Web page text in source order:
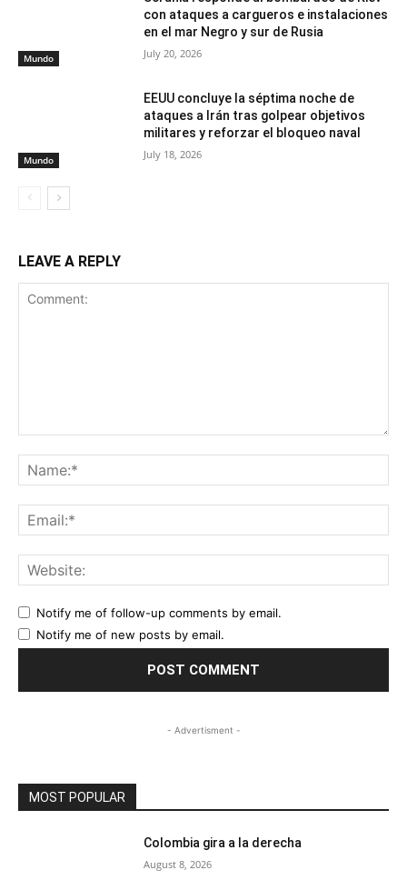
Mundo
con ataques a cargueros e instalaciones
en el mar Negro y sur de Rusia
July 20, 2026
Mundo
EEUU concluye la séptima noche de
ataques a Irán tras golpear objetivos
militares y reforzar el bloqueo naval
July 18, 2026
LEAVE A REPLY
Notify me of follow-up comments by email.
Notify me of new posts by email.
- Advertisment -
MOST POPULAR
Colombia gira a la derecha
August 8, 2026